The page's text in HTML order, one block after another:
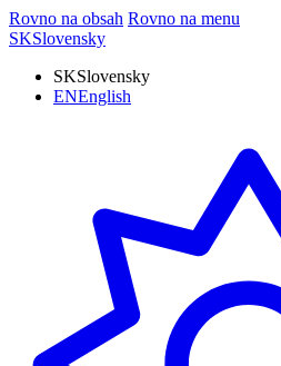
Rovno na obsah Rovno na menu
SKSlovensky
SKSlovensky
ENEnglish